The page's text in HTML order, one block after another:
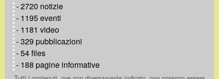
- 2720 notizie
- 1195 eventi
- 1181 video
- 329 pubblicazioni
- 54 files
- 188 pagine informative